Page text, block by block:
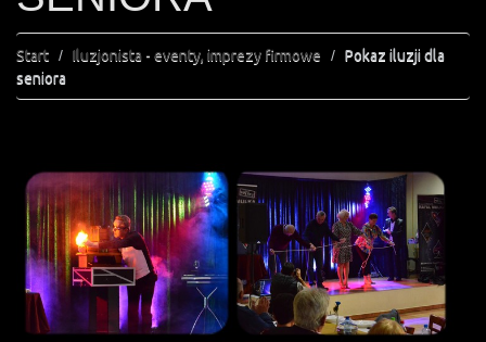
Start Iluzjonista - eventy, imprezy firmowe
Pokaz iluzji dla
seniora